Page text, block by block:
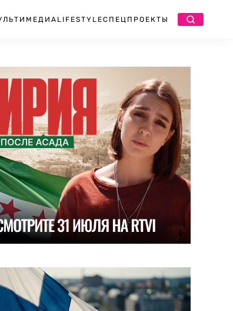
LIFESTYLEСПЕЦПРОЕКТЫ